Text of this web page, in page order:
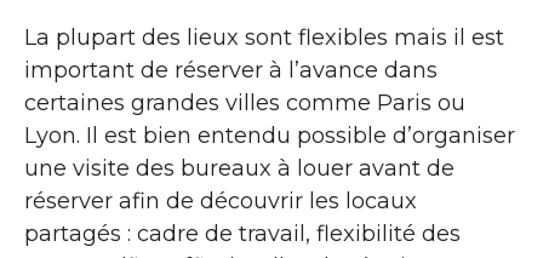
La plupart des lieux sont flexibles mais il est
important de réserver à l’avance dans
certaines grandes villes comme Paris ou
Lyon. Il est bien entendu possible d’organiser
une visite des bureaux à louer avant de
réserver afin de découvrir les locaux
partagés : cadre de travail, flexibilité des